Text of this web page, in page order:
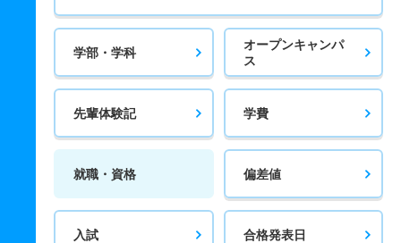
学部・学科
オープンキャンパ
ス
先輩体験記 学費
就職・資格 偏差値
入試 合格発表日